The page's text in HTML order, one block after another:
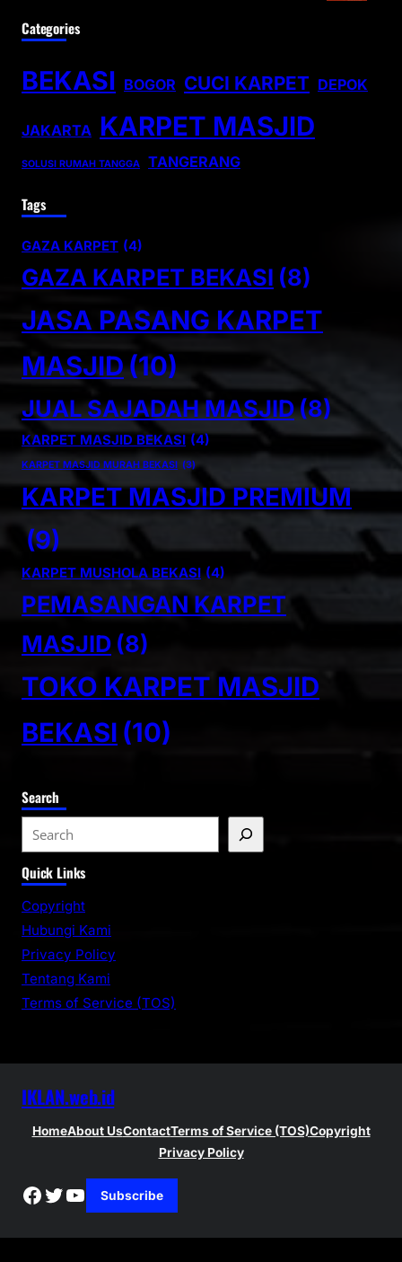
Categories
BEKASI BOGOR CUCI KARPET DEPOK
JAKARTA KARPET MASJID
SOLUSI RUMAH TANGGA TANGERANG
Tags
GAZA KARPET (4)
GAZA KARPET BEKASI (8)
JASA PASANG KARPET
MASJID(10)
JUAL SAJADAH MASJID(8)
KARPET MASJID BEKASI (4)
KARPET MASJID MURAH BEKASI (3)
KARPET MASJID PREMIUM
(9)
KARPET MUSHOLA BEKASI (4)
PEMASANGAN KARPET
MASJID (8)
TOKO KARPET MASJID
BEKASI (10)
Search
e
a
r
Quick Links
Copyright
Hubungi Kami
Privacy Policy
Tentang Kami
Terms of Service (TOS)
IKLAN.web.id
HomeAbout UsContactTerms of Service (TOS)Copyright
Privacy Policy
Facebook
Twitter
YouTube
Subscribe